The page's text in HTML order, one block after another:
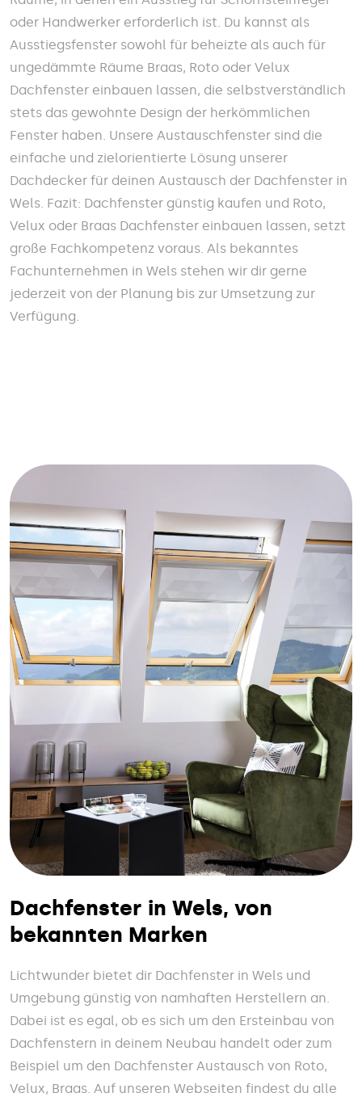
oder Handwerker erforderlich ist. Du kannst als
Ausstiegsfenster sowohl für beheizte als auch für
ungedämmte Räume Braas, Roto oder Velux
Dachfenster einbauen lassen, die selbstverständlich
stets das gewohnte Design der herkömmlichen
Fenster haben. Unsere Austauschfenster sind die
einfache und zielorientierte Lösung unserer
Dachdecker für deinen Austausch der Dachfenster in
Wels. Fazit: Dachfenster günstig kaufen und Roto,
Velux oder Braas Dachfenster einbauen lassen, setzt
große Fachkompetenz voraus. Als bekanntes
Fachunternehmen in Wels stehen wir dir gerne
jederzeit von der Planung bis zur Umsetzung zur
Verfügung.
Dachfenster in Wels, von
bekannten Marken
Lichtwunder bietet dir Dachfenster in Wels und
Umgebung günstig von namhaften Herstellern an.
Dabei ist es egal, ob es sich um den Ersteinbau von
Dachfenstern in deinem Neubau handelt oder zum
Beispiel um den Dachfenster Austausch von Roto,
Velux, Braas. Auf unseren Webseiten findest du alle